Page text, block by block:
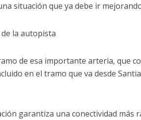
situación que ya debe ir
la autopista
de esa importante arteria, que
en el tramo que va desde
garantiza una conectividad